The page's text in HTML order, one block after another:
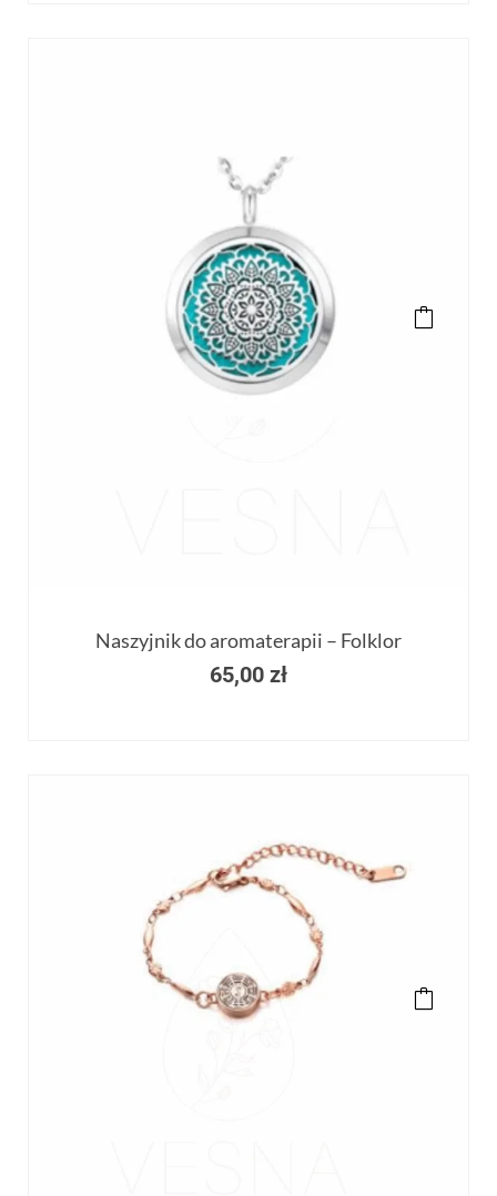
Naszyjnik do aromaterapii – Folklor
65,00 zł